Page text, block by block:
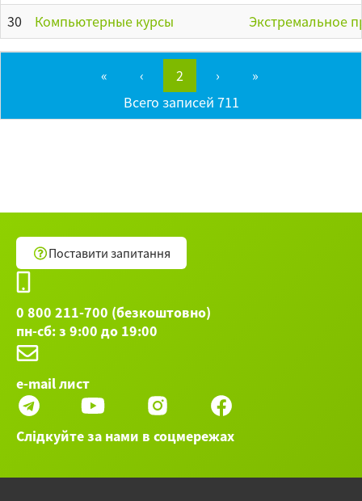
30
Компьютерные курсы Экстремальное
« ‹ 2 ›
»
Всего записей 711
Поставити запитання
0 800 211-700 (безкоштовно)
пн-сб: з 9:00 до 19:00
e-mail лист
Слідкуйте за нами в соцмережах